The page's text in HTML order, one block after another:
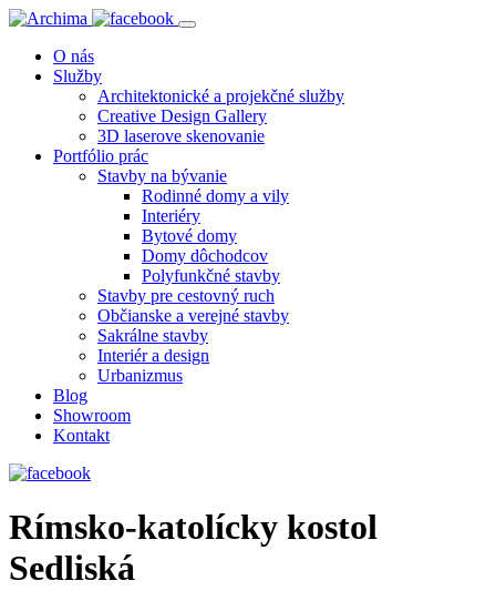
O nás
Služby
Architektonické a projekčné služby
Creative Design Gallery
3D laserove skenovanie
Portfólio prác
Stavby na bývanie
Rodinné domy a vily
Interiéry
Bytové domy
Domy dôchodcov
Polyfunkčné stavby
Stavby pre cestovný ruch
Občianske a verejné stavby
Sakrálne stavby
Interiér a design
Urbanizmus
Blog
Showroom
Kontakt
Rímsko-katolícky kostol
Sedliská